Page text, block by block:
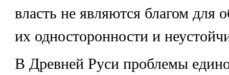
власть не являются благом для
их односторонности и
В Древней Руси проблемы